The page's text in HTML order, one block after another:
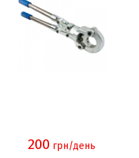
200 грн/день